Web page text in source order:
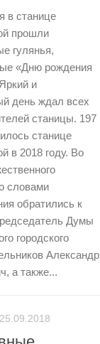
в станице
прошли
гулянья,
«Дню рождения
и
день ждал всех
станицы. 197
станице
в 2018 году. Во
словами
обратились к
Думы
городского
Александр
а также...
25.09.2018